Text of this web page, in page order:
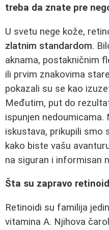
treba da znate pre
U svetu nege kože,
zlatnim standardom.
aknama, postakničnim
ili prvim znakovima
pokazali su se kao
Međutim, put do
ispunjen nedoumicama.
iskustava, prikupili smo
kako biste vašu
na siguran i informisan
Šta su zapravo
Retinoidi su familija
vitamina A. Njihova